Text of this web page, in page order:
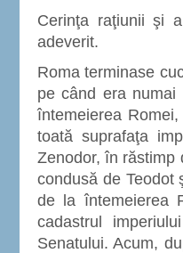
Cerinţa raţiunii şi
adeverit.
Roma terminase
pe când era
întemeierea
toată suprafaţa
Zenodor, în răstimp
condusă de
de la întemeierea
cadastrul
Senatului. Acum,